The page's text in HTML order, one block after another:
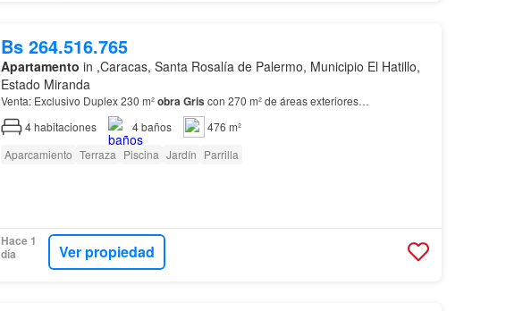
Bs 264.516.765
Apartamento in ,Caracas, Santa Rosalía de Palermo, Municipio El Hatillo,
Estado Miranda
Venta: Exclusivo Duplex 230 m²obraGris con 270 m² de áreas exteriores…
4habitaciones 4baños
476 m²
Aparcamiento Terraza Piscina Jardín Parrilla
Hace 1
día
Ver propiedad